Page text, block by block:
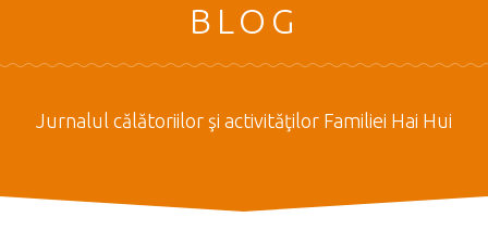
BLOG
Jurnalul călătoriilor şi activităţilor Familiei Hai Hui